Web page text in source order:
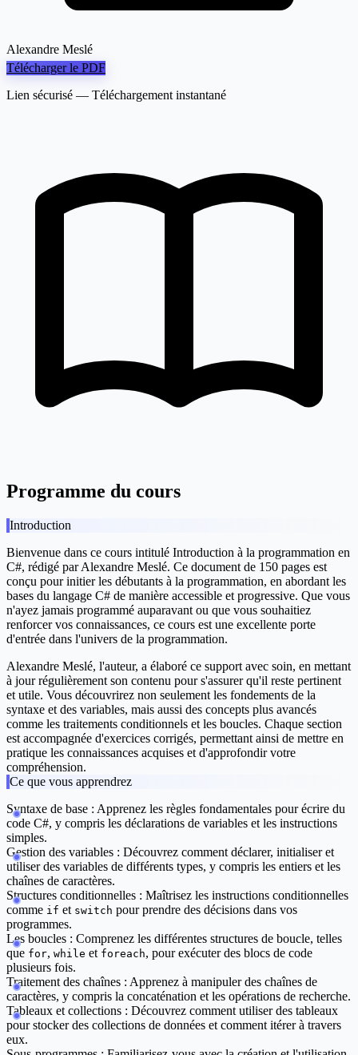
Alexandre Meslé
Télécharger le PDF
Lien sécurisé — Téléchargement instantané
Programme du cours
Introduction
Bienvenue dans ce cours intitulé Introduction à la programmation en
C#, rédigé par Alexandre Meslé. Ce document de 150 pages est
conçu pour initier les débutants à la programmation, en abordant les
bases du langage C# de manière accessible et progressive. Que vous
n'ayez jamais programmé auparavant ou que vous souhaitiez
renforcer vos connaissances, ce cours est une excellente porte
d'entrée dans l'univers de la programmation.
Alexandre Meslé, l'auteur, a élaboré ce support avec soin, en mettant
à jour régulièrement son contenu pour s'assurer qu'il reste pertinent
et utile. Vous découvrirez non seulement les fondements de la
syntaxe et des variables, mais aussi des concepts plus avancés
comme les traitements conditionnels et les boucles. Chaque section
est accompagnée d'exercices corrigés, permettant ainsi de mettre en
pratique les connaissances acquises et d'approfondir votre
compréhension.
Ce que vous apprendrez
Syntaxe de base : Apprenez les règles fondamentales pour écrire du
code C#, y compris les déclarations de variables et les instructions
simples.
Gestion des variables : Découvrez comment déclarer, initialiser et
utiliser des variables de différents types, y compris les entiers et les
chaînes de caractères.
Structures conditionnelles : Maîtrisez les instructions conditionnelles
comme if et switch pour prendre des décisions dans vos
programmes.
Les boucles : Comprenez les différentes structures de boucle, telles
que for, while et foreach, pour exécuter des blocs de code
plusieurs fois.
Traitement des chaînes : Apprenez à manipuler des chaînes de
caractères, y compris la concaténation et les opérations de recherche.
Tableaux et collections : Découvrez comment utiliser des tableaux
pour stocker des collections de données et comment itérer à travers
eux.